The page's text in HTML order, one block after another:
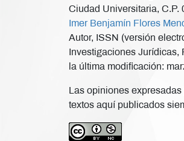
Ciudad Universitaria, C.P.
Imer Benjamín Flores
Autor, ISSN (versión
Investigaciones
la última modificación:
Las opiniones
textos aquí publicados